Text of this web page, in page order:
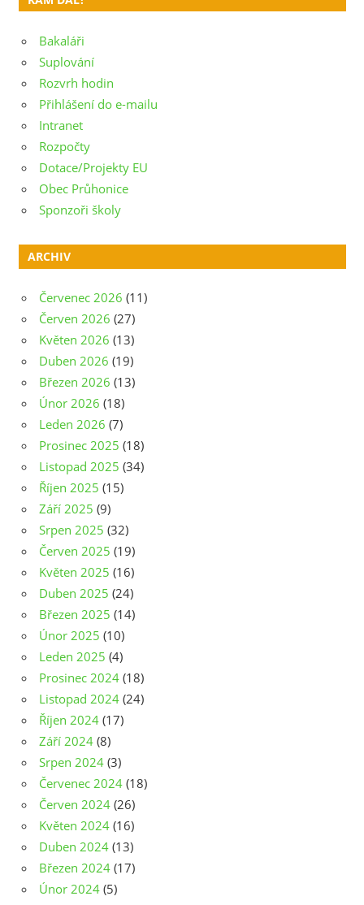
Bakaláři
Suplování
Rozvrh hodin
Přihlášení do e-mailu
Intranet
Rozpočty
Dotace/Projekty EU
Obec Průhonice
Sponzoři školy
ARCHIV
Červenec 2026 (11)
Červen 2026 (27)
Květen 2026 (13)
Duben 2026 (19)
Březen 2026 (13)
Únor 2026 (18)
Leden 2026 (7)
Prosinec 2025 (18)
Listopad 2025 (34)
Říjen 2025 (15)
Září 2025 (9)
Srpen 2025 (32)
Červen 2025 (19)
Květen 2025 (16)
Duben 2025 (24)
Březen 2025 (14)
Únor 2025 (10)
Leden 2025 (4)
Prosinec 2024 (18)
Listopad 2024 (24)
Říjen 2024 (17)
Září 2024 (8)
Srpen 2024 (3)
Červenec 2024 (18)
Červen 2024 (26)
Květen 2024 (16)
Duben 2024 (13)
Březen 2024 (17)
Únor 2024 (5)